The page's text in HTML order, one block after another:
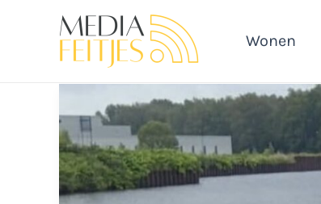
Wonen